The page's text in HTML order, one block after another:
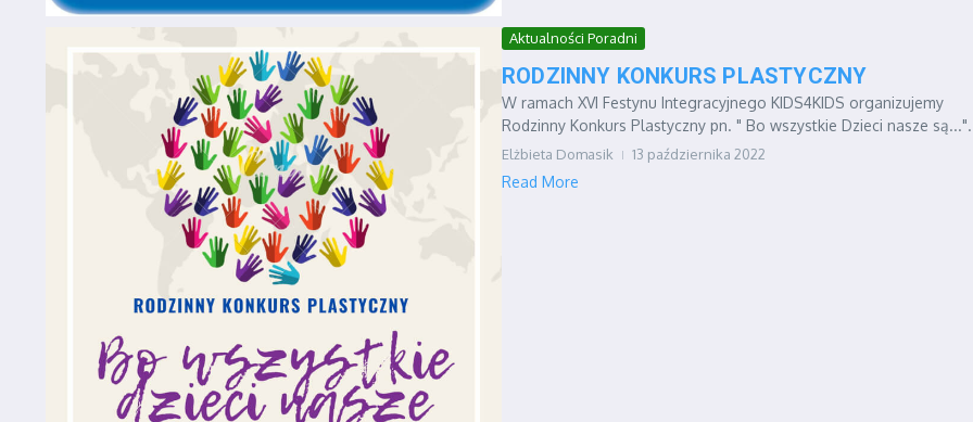
Aktualności Poradni
RODZINNY KONKURS PLASTYCZNY
W ramach XVI Festynu Integracyjnego KIDS4KIDS organizujemy
Rodzinny Konkurs Plastyczny pn. " Bo wszystkie Dzieci nasze
Elżbieta Domasik 13 października 2022
Read More